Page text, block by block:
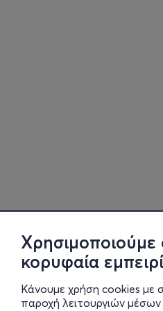
κορυφαία
Κάνουμε χρήση cookies με
παροχή λειτουργιών